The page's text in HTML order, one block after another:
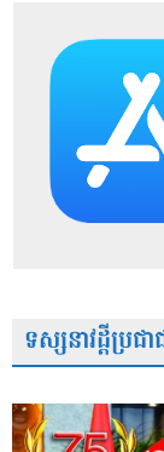
ទស្សនាវដ្តីប្រជ